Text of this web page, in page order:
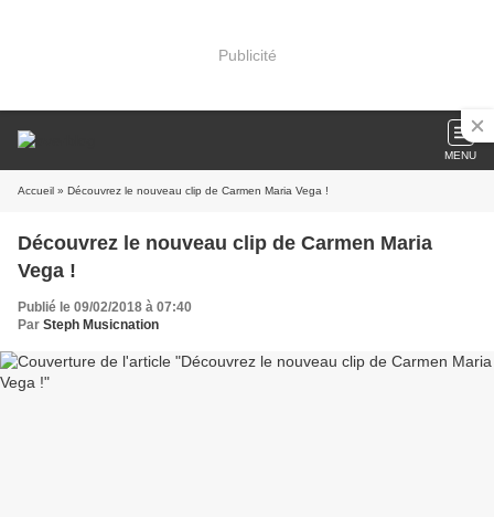
Publicité
MENU
Accueil » Découvrez le nouveau clip de Carmen Maria Vega !
Découvrez le nouveau clip de Carmen Maria
Vega !
Publié le 09/02/2018 à 07:40
Par Steph Musicnation